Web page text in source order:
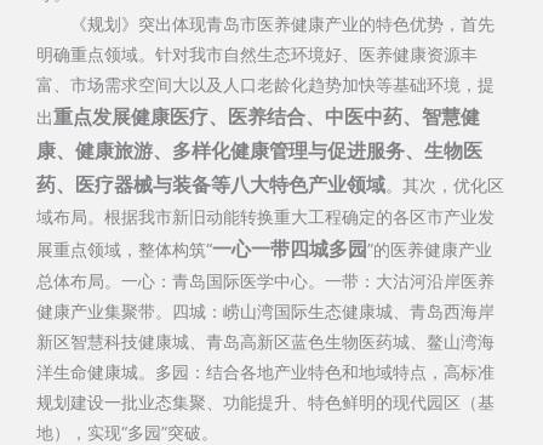
《规划》突出体现青岛市医养健康产业的特色优势，首先
明确重点领域。针对我市自然生态环境好、医养健康资源丰
富、市场需求空间大以及人口老龄化趋势加快等基础环境，提
出重点发展健康医疗、医养结合、中医中药、智慧健
康、健康旅游、多样化健康管理与促进服务、生物医
药、医疗器械与装备等八大特色产业领域。其次，优化区
域布局。根据我市新旧动能转换重大工程确定的各区市产业发
展重点领域，整体构筑“一心一带四城多园”的医养健康产业
总体布局。一心：青岛国际医学中心。一带：大沽河沿岸医养
健康产业集聚带。四城：崂山湾国际生态健康城、青岛西海岸
新区智慧科技健康城、青岛高新区蓝色生物医药城、鳌山湾海
洋生命健康城。多园：结合各地产业特色和地域特点，高标准
规划建设一批业态集聚、功能提升、特色鲜明的现代园区（基
地），实现“多园”突破。